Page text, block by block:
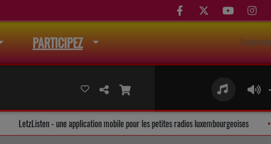
PARTICIPEZ
LetzListen - une application mobile pour les petites radios luxembourgeoises